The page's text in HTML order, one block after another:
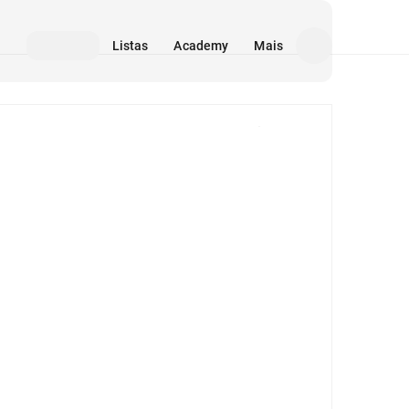
Listas Academy Mais